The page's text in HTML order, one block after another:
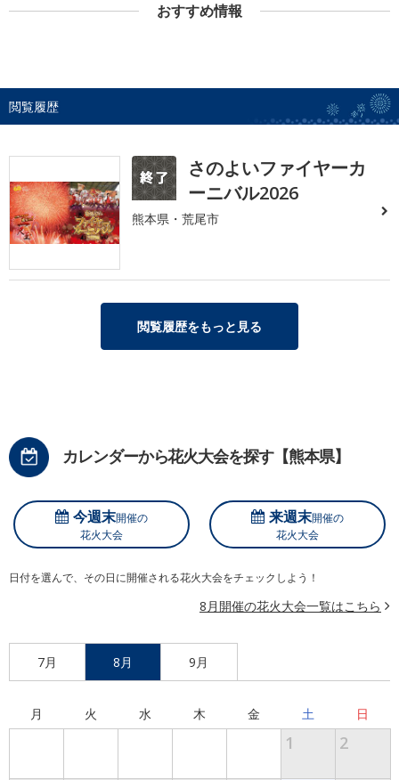
おすすめ情報
閲覧履歴
さのよいファイヤーカ
ーニバル2026
熊本県・荒尾市
閲覧履歴をもっと見る
カレンダーから花火大会を探す【熊本県】
今週末開催の
花火大会
来週末開催の
花火大会
日付を選んで、その日に開催される花火大会をチェックしよう！
8月開催の花火大会一覧はこちら
7月 8月 9月
月 火 水 木 金 土 日
1 2